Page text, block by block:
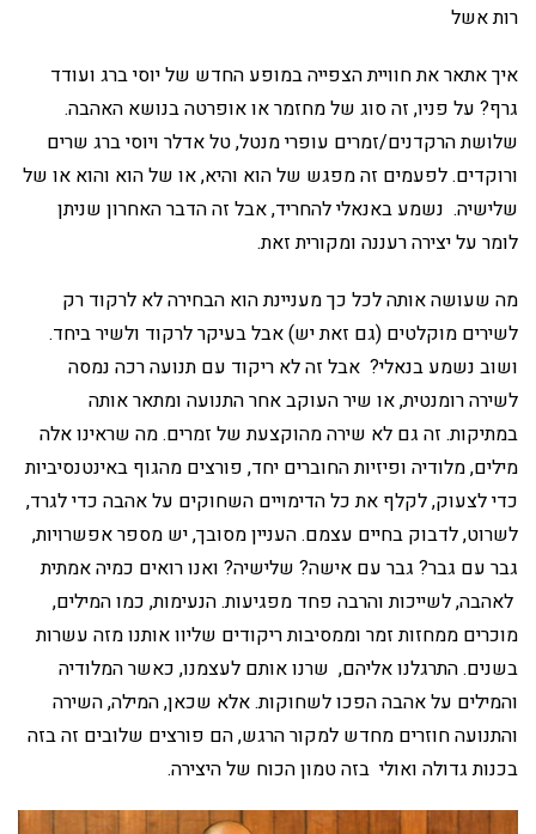
רות אשל
איך אתאר את חוויית הצפייה במופע החדש של יוסי ברג ועודד
גרף? על פניו, זה סוג של מחזמר או אופרטה בנושא האהבה.
שלושת הרקדנים/זמרים עופרי מנטל, טל אדלר ויוסי ברג שרים
ורוקדים. לפעמים זה מפגש של הוא והיא, או של הוא והוא או של
שלישיה. נשמע באנאלי להחריד, אבל זה הדבר האחרון שניתן
לומר על יצירה רעננה ומקורית זאת.
מה שעושה אותה לכל כך מעניינת הוא הבחירה לא לרקוד רק
לשירים מוקלטים (גם זאת יש) אבל בעיקר לרקוד ולשיר ביחד.
ושוב נשמע בנאלי? אבל זה לא ריקוד עם תנועה רכה נמסה
לשירה רומנטית, או שיר העוקב אחר התנועה ומתאר אותה
במתיקות. זה גם לא שירה מהוקצעת של זמרים. מה שראינו אלה
מילים, מלודיה ופיזיות החוברים יחד, פורצים מהגוף באינטנסיביות
כדי לצעוק, לקלף את כל הדימויים השחוקים על אהבה כדי לגרד,
לשרוט, לדבוק בחיים עצמם. העניין מסובך, יש מספר אפשרויות,
גבר עם גבר? גבר עם אישה? שלישיה? ואנו רואים כמיה אמתית
לאהבה, לשייכות והרבה פחד מפגיעות. הנעימות, כמו המילים,
מוכרים ממחזות זמר וממסיבות ריקודים שליוו אותנו מזה עשרות
בשנים. התרגלנו אליהם, שרנו אותם לעצמנו, כאשר המלודיה
והמילים על אהבה הפכו לשחוקות. אלא שכאן, המילה, השירה
והתנועה חוזרים מחדש למקור הרגש, הם פורצים שלובים זה בזה
בכנות גדולה ואולי בזה טמון הכוח של היצירה.